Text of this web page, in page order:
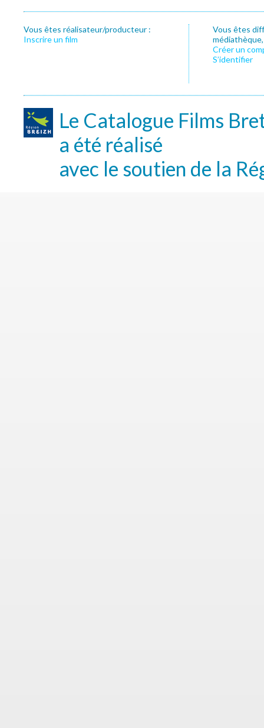
Vous êtes réalisateur/producteur :
Inscrire un film
Vous êtes
Créer un
S’identifier
Le Catalogue Films
a été réalisé
avec le soutien de la